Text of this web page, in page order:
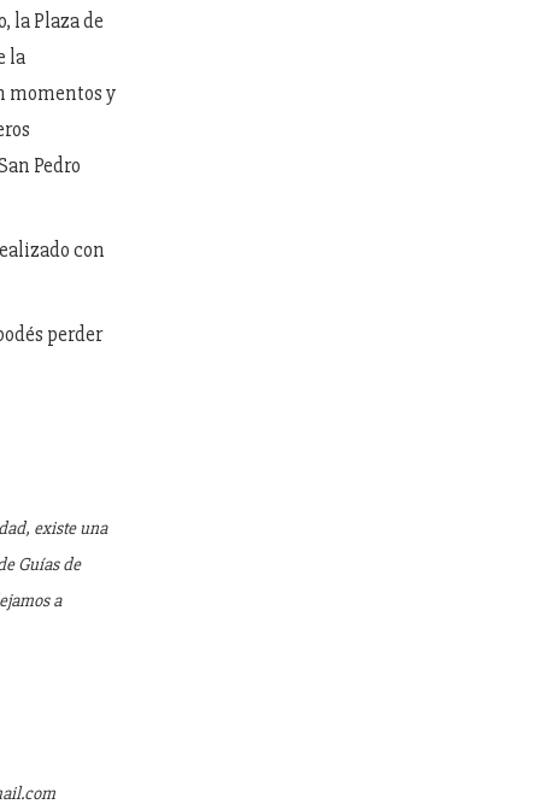
la Plaza de
la
momentos y
Pedro
con
perder
existe una
Guías de
a